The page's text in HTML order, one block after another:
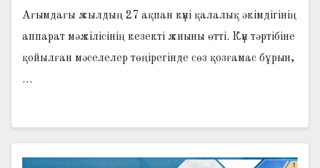
Ағымдағы жылдың 27 ақпан күні қалалық әкімдігінің
аппарат мәжілісінің кезекті жиыны өтті. Күн тәртібіне
қойылған мәселелер төңірегінде сөз қозғамас бұрын,
…